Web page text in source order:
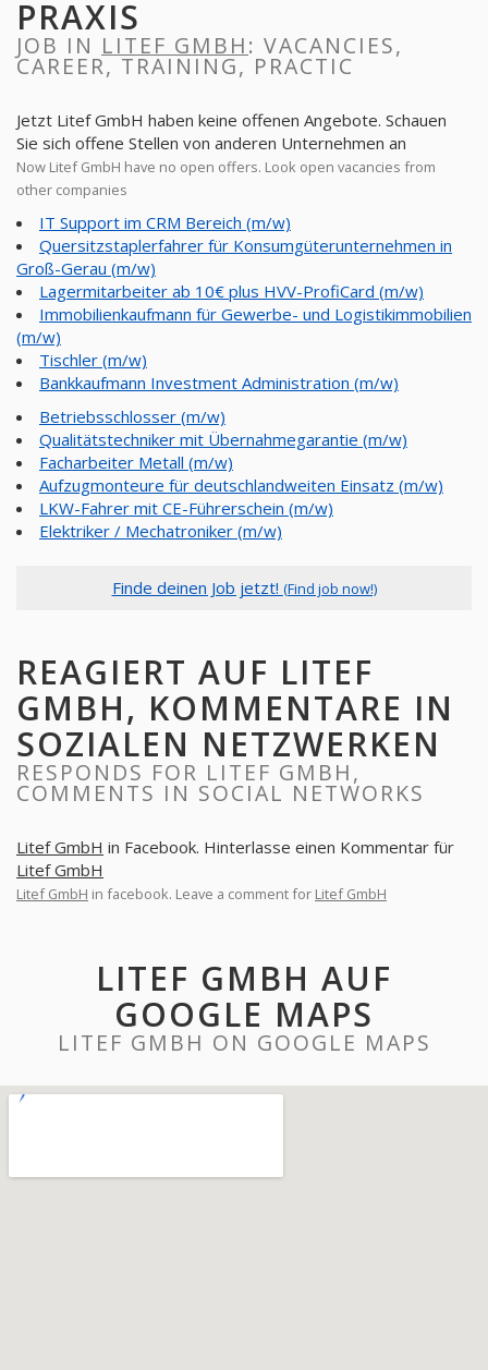
PRAXIS
JOB IN LITEF GMBH: VACANCIES,
CAREER, TRAINING, PRACTIC
Jetzt Litef GmbH haben keine offenen Angebote. Schauen
Sie sich offene Stellen von anderen Unternehmen an
Now Litef GmbH have no open offers. Look open vacancies from
other companies
IT Support im CRM Bereich (m/w)
Quersitzstaplerfahrer für Konsumgüterunternehmen in
Groß-Gerau (m/w)
Lagermitarbeiter ab 10€ plus HVV-ProfiCard (m/w)
Immobilienkaufmann für Gewerbe- und Logistikimmobilien
(m/w)
Tischler (m/w)
Bankkaufmann Investment Administration (m/w)
Betriebsschlosser (m/w)
Qualitätstechniker mit Übernahmegarantie (m/w)
Facharbeiter Metall (m/w)
Aufzugmonteure für deutschlandweiten Einsatz (m/w)
LKW-Fahrer mit CE-Führerschein (m/w)
Elektriker / Mechatroniker (m/w)
Finde deinen Job jetzt! (Find job now!)
REAGIERT AUF LITEF
GMBH, KOMMENTARE IN
SOZIALEN NETZWERKEN
RESPONDS FOR LITEF GMBH,
COMMENTS IN SOCIAL NETWORKS
Litef GmbH in Facebook. Hinterlasse einen Kommentar für
Litef GmbH
Litef GmbH in facebook. Leave a comment for Litef GmbH
LITEF GMBH AUF
GOOGLE MAPS
LITEF GMBH ON GOOGLE MAPS